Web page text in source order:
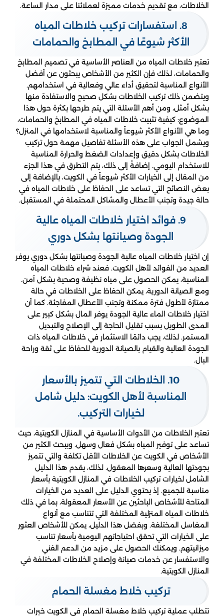
الخلاطات، مع تقديم خدمات مميزة لعملائنا على مدار الساعة.
8. استفسارات تركيب خلاطات المياه
الأكثر شيوعًا في المطابخ والحمامات
تعتبر خلاطات المياه من العناصر الأساسية في تصميم المطابخ
والحمامات، لذلك فإن الكثير من الأشخاص يبحثون عن أفضل
الأنواع المناسبة لتحقيق أداء عالي وفعالية في استخدامهم.
ويتضمن ذلك تركيب الخلاطات بشكل صحيح والاستفادة منها
بشكل أمثل، ومن أهم الأسئلة التي يتم طرحها بكثرة حول هذا
الموضوع: كيفية تثبيت خلاطات المياه في المطابخ والحمامات،
وما هي الأنواع الأكثر شيوعاً والمناسبة لاستخدامها في المنزل؟
ويشمل الجواب على هذه الأسئلة تفاصيل مهمة حول تركيب
الخلاطات بشكل دقيق وإعدادات الضغط والحرارة المناسبة
للاستخدام اليومي. إضافةً إلى ذلك، يتم التطرق في هذا الجزء
من المقال إلى الخيارات الأكثر شيوعاً في الكويت، بالإضافة إلى
بعض النصائح التي تساعد على الحفاظ على خلاطات المياه في
حالة جيدة وتجنب الأعطال والمشاكل المحتملة في المستقبل.
9. فوائد اختيار خلاطات المياه عالية
الجودة وصيانتها بشكل دوري
إن اختيار خلاطات المياه عالية الجودة وصيانتها بشكل دوري يوفر
العديد من الفوائد لأهل الكويت. فعند شراء خلاطات المياه
المناسبة، يمكن الحصول على مياه نظيفة وصحية بشكل آمن.
ومع الصيانة الدورية، يمكن الحفاظ على الخلاطات في حالة
ممتازة لأطول فترة ممكنة وتجنب الأعطال المفاجئة. كما أن
اختيار خلاطات الماء عالية الجودة يوفر المال بشكل كبير على
المدى الطويل بسبب تقليل الحاجة إلى الإصلاح والتبديل
المستمر. لذلك، يجب دائمًا الاستثمار في خلاطات المياه ذات
الجودة العالية والقيام بالصيانة الدورية للحفاظ على ثقة وراحة
البال.
10. الخلاطات التي تتميز بالأسعار
المناسبة لأهل الكويت: دليل شامل
لخيارات التركيب.
تعتبر الخلاطات من الأدوات الأساسية في المنازل الكويتية، حيث
تساعد على توفير المياه بشكل فعال وسهل. ويبحث الكثير من
الأشخاص في الكويت عن الخلاطات الأقل تكلفة والتي تتميز
بجودتها العالية وسعرها المعقول. لذلك، يقدم هذا الدليل
الشامل لخيارات تركيب الخلاطات في المنازل الكويتية بأسعار
مناسبة للجميع. إذ يحتوي الدليل على العديد من الخيارات
المتاحة للأشخاص الباحثين عن الأسعار المعقولة، بما في ذلك
خلاطات المياه المنزلية المختلفة التي تتناسب مع أنواع
المغاسل المختلفة. وبفضل هذا الدليل، يمكن للأشخاص العثور
على الخيارات التي تحقق احتياجاتهم اليومية بأسعار تناسب
ميزانيتهم. ويمكنك الحصول على مزيد من الدعم الفني
والاستفسار عن خدمات صيانة وإصلاح الخلاطات المختلفة في
المنازل الكويتية.
تركيب خلاط مغسلة الحمام
تتطلب عملية تركيب خلاط مغسلة الحمام في الكويت خبرات